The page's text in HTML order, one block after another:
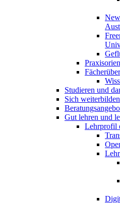
Studieren und
Sich weiterbilden
Gut lehren und
Lehrprofil